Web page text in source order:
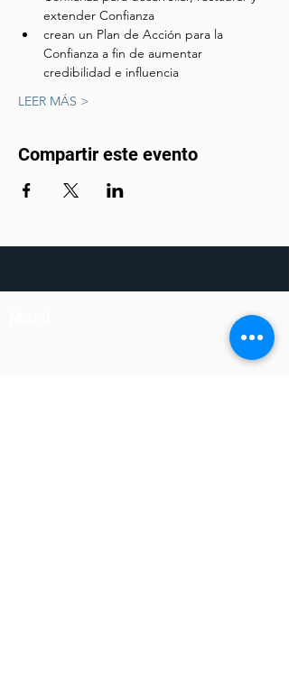
extender Confianza
crean un Plan de Acción para la
Confianza a fin de aumentar
credibilidad e influencia
LEER MÁS >
Compartir este evento